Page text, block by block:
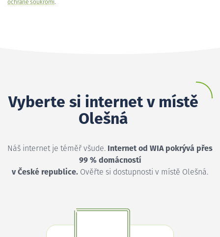
ochraně soukromí.
Vyberte si internet v místě
Olešná
Náš internet je téměř všude. Internet od WIA pokrývá přes
99 % domácností
v České republice. Ověřte si dostupnosti v místě Olešná.